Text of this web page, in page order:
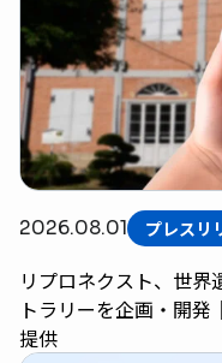
2026.08.01 プレスリ
リプロネクスト、世界
トラリーを企画・開
提供